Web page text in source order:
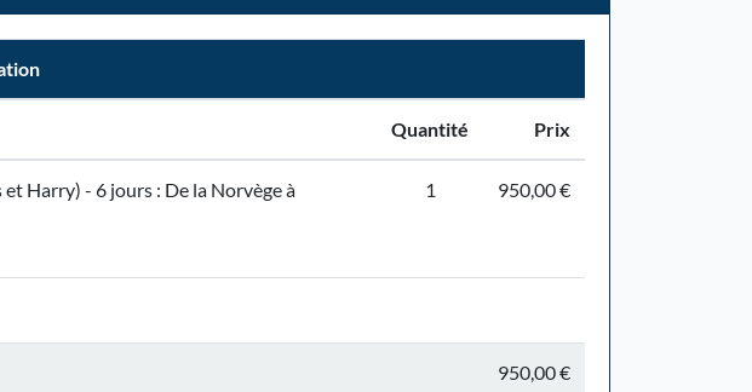
Quantité Prix
Harry) - 6 jours : De la Norvège à
1 950,00 €
950,00 €